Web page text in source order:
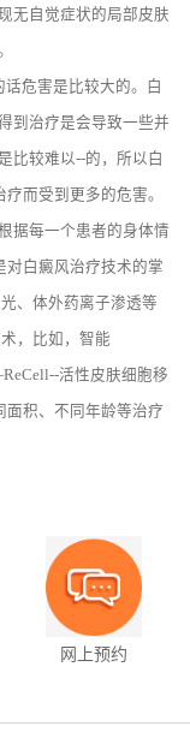
无自觉症状的局部皮肤
危害是比较大的。白
到治疗是会导致一些并
比较难以--的，所以白
而受到更多的危害。
每一个患者的身体情
对白癜风治疗技术的掌
、体外药离子渗透等
，比如，智能
活性皮肤细胞移
面积、不同年龄等治疗
网上预约